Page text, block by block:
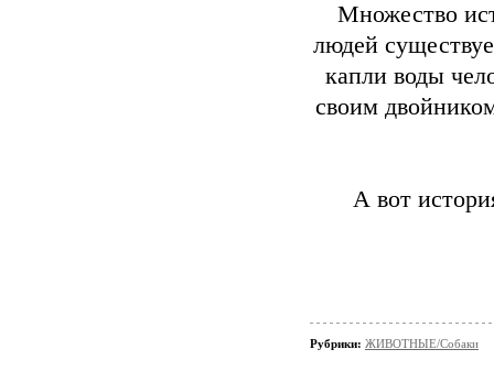
Множество
людей
капли воды
своим
А вот
Рубрики: ЖИВОТНЫЕ/Собаки